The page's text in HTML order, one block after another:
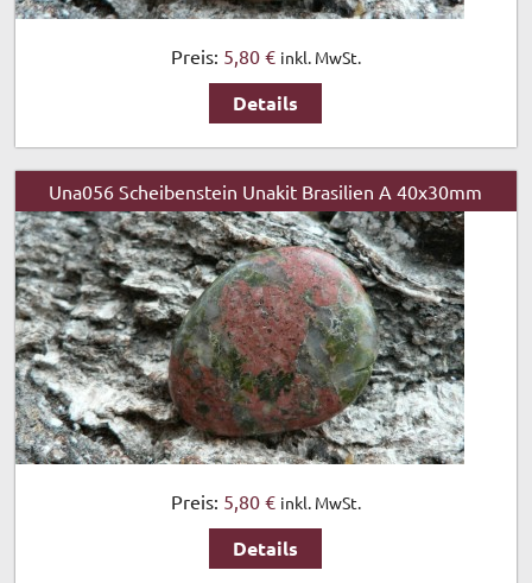
Preis: 5,80 € inkl. MwSt.
Details
Una056 Scheibenstein Unakit Brasilien A 40x30mm
Preis: 5,80 € inkl. MwSt.
Details